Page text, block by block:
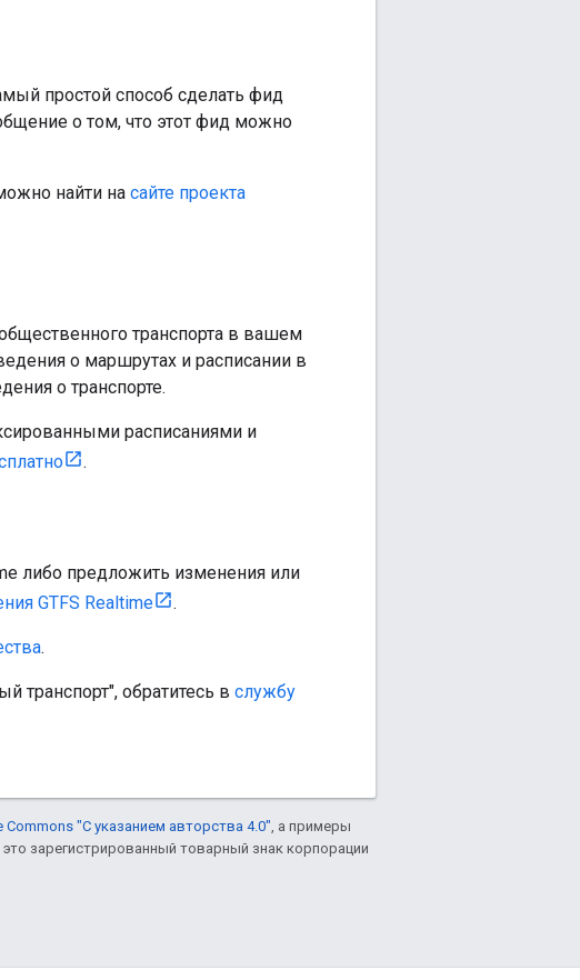
простой способ сделать фид
о том, что этот фид можно
найти на сайте проекта
транспорта в вашем
о маршрутах и расписании в
о транспорте.
расписаниями и
.
либо предложить изменения или
GTFS Realtime .
.
транспорт", обратитесь в службу
Commons "С указанием авторства 4.0" , а примеры
это зарегистрированный товарный знак корпорации